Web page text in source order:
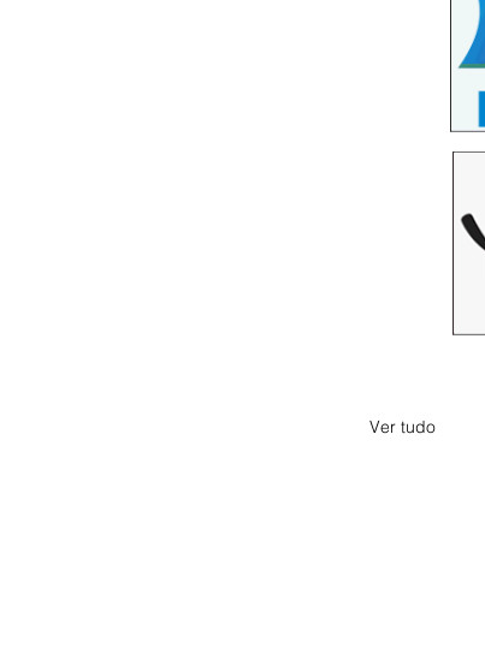
Ver tudo